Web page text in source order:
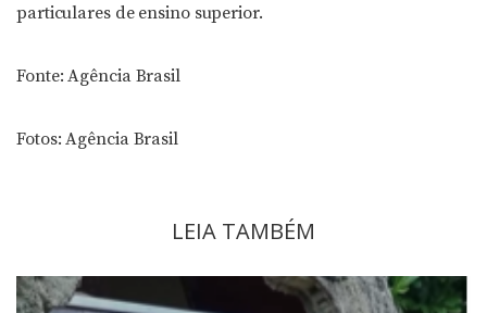
particulares de ensino superior.
Fonte: Agência Brasil
Fotos: Agência Brasil
LEIA TAMBÉM